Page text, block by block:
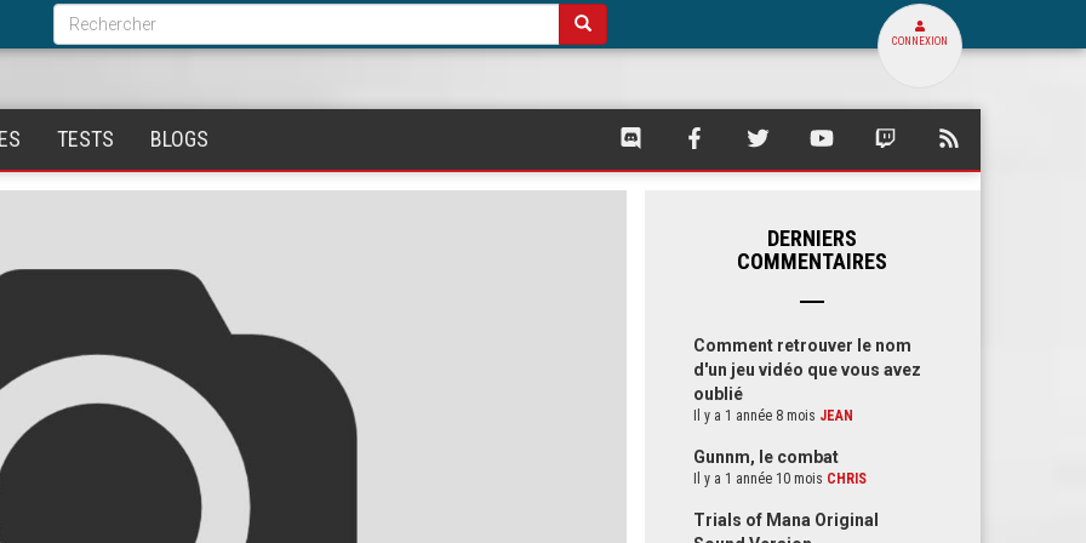
Formulaire
de
recherche
Rechercher
CONNEXION
TESTS BLOGS
SQUARE
SQUARE SQUARE SQUARE SQUARE
DERNIERS
COMMENTAIRES
Comment retrouver le nom
d'un jeu vidéo que vous avez
oublié
Il y a 1 année 8 mois JEAN
Gunnm, le combat
Il y a 1 année 10 mois CHRIS
Trials of Mana Original